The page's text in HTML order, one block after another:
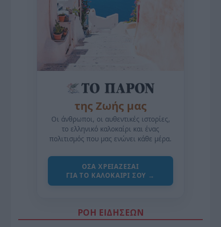
της Ζωής μας
Οι άνθρωποι, οι αυθεντικές ιστορίες,
το ελληνικό καλοκαίρι και ένας
πολιτισμός που μας ενώνει κάθε μέρα.
ΌΣΑ ΧΡΕΙΆΖΕΣΑΙ
ΓΙΑ ΤΟ ΚΑΛΟΚΑΊΡΙ ΣΟΥ →
ΡΟΗ ΕΙΔΗΣΕΩΝ